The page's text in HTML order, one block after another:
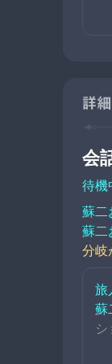
詳細
会
待機
蘇二
蘇二
分岐
旅
蘇
シ